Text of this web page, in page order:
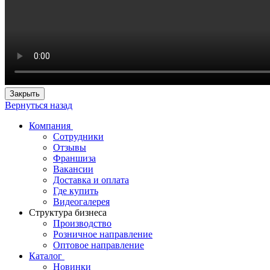
Закрыть
Вернуться назад
Компания
Сотрудники
Отзывы
Франшиза
Вакансии
Доставка и оплата
Где купить
Видеогалерея
Структура бизнеса
Производство
Розничное направление
Оптовое направление
Каталог
Новинки